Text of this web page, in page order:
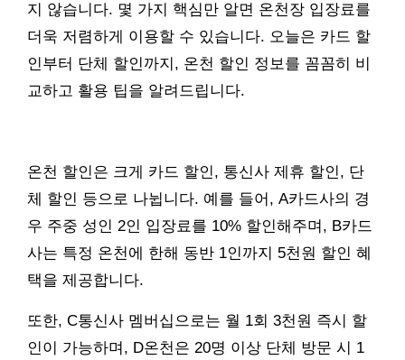
지 않습니다. 몇 가지 핵심만 알면 온천장 입장료를
더욱 저렴하게 이용할 수 있습니다. 오늘은 카드 할
인부터 단체 할인까지, 온천 할인 정보를 꼼꼼히 비
교하고 활용 팁을 알려드립니다.
온천 할인은 크게 카드 할인, 통신사 제휴 할인, 단
체 할인 등으로 나뉩니다. 예를 들어, A카드사의 경
우 주중 성인 2인 입장료를 10% 할인해주며, B카드
사는 특정 온천에 한해 동반 1인까지 5천원 할인 혜
택을 제공합니다.
또한, C통신사 멤버십으로는 월 1회 3천원 즉시 할
인이 가능하며, D온천은 20명 이상 단체 방문 시 1